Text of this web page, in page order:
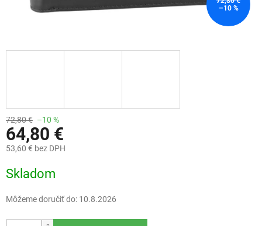
–10 %
72,80 € –10 %
64,80 €
53,60 € bez DPH
cena:
Skladom
Môžeme doručiť do: 10.8.2026